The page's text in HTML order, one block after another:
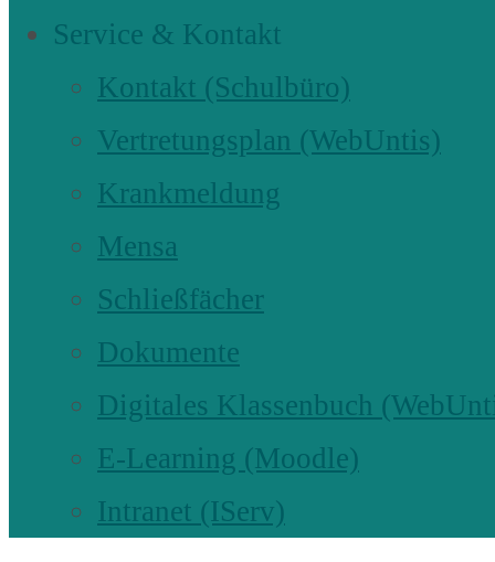
Service & Kontakt
Kontakt (Schulbüro)
Vertretungsplan (WebUntis)
Krankmeldung
Mensa
Schließfächer
Dokumente
Digitales Klassenbuch
E-Learning (Moodle)
Intranet (IServ)